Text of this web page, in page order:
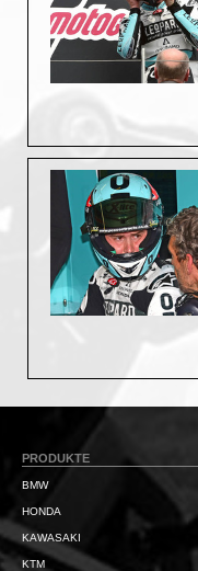
PRODUKTE
BMW
HONDA
KAWASAKI
KTM